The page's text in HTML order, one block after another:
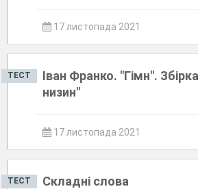
17 листопада 2021
ТЕСТ
Іван Франко. "Гімн".
низин"
17 листопада 2021
ТЕСТ Складні слова